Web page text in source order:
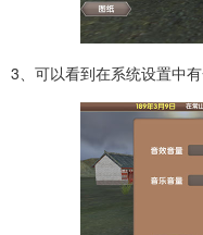
3、可以看到在系统设置中